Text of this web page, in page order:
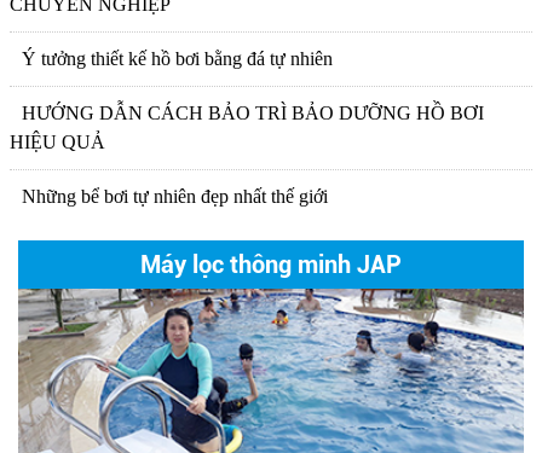
Ý tưởng thiết kế hồ bơi bằng đá tự nhiên
HƯỚNG DẪN CÁCH BẢO TRÌ BẢO DƯỠNG HỒ BƠI
HIỆU QUẢ
Những bể bơi tự nhiên đẹp nhất thế giới
Máy lọc thông minh JAP